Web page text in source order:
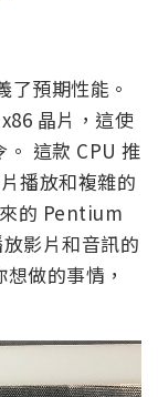
預期性能。
晶片，這使
這款 CPU 推
播放和複雜的
的 Pentium
影片和音訊的
做的事情，